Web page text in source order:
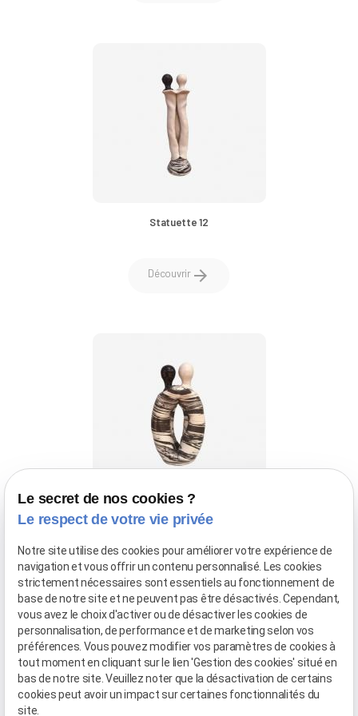
Statuette 12
Découvrirarrow_forward
Statuette 11
Découvrirarrow_forward
« 1 2 3 4 5 6 7 8
9
10
»
Le secret de nos cookies ?
Le respect de votre vie privée
Notre site utilise des cookies pour améliorer votre expérience de
navigation et vous offrir un contenu personnalisé. Les cookies
strictement nécessaires sont essentiels au fonctionnement de
base de notre site et ne peuvent pas être désactivés. Cependant,
vous avez le choix d'activer ou de désactiver les cookies de
personnalisation, de performance et de marketing selon vos
préférences. Vous pouvez modifier vos paramètres de cookies à
tout moment en cliquant sur le lien 'Gestion des cookies' situé en
bas de notre site. Veuillez noter que la désactivation de certains
cookies peut avoir un impact sur certaines fonctionnalités du
site.